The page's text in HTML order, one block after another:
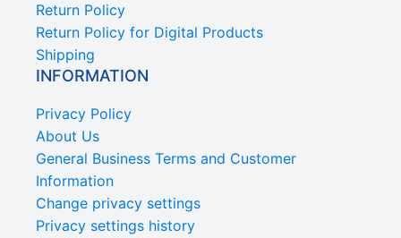
Return Policy
Return Policy for Digital Products
Shipping
INFORMATION
Privacy Policy
About Us
General Business Terms and Customer
Information
Change privacy settings
Privacy settings history